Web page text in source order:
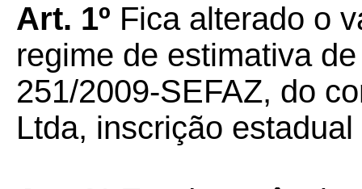
Art. 1º Fica alterado o
regime de estimativa
251/2009-SEFAZ, do
Ltda, inscrição